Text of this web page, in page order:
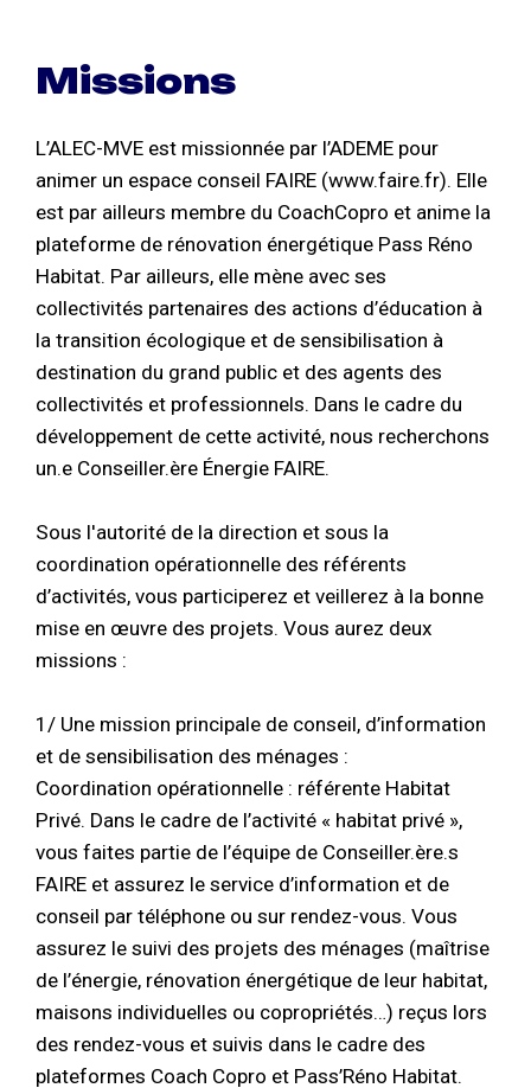
Missions
L’ALEC-MVE est missionnée par l’ADEME pour
animer un espace conseil FAIRE (www.faire.fr). Elle
est par ailleurs membre du CoachCopro et anime la
plateforme de rénovation énergétique Pass Réno
Habitat. Par ailleurs, elle mène avec ses
collectivités partenaires des actions d’éducation à
la transition écologique et de sensibilisation à
destination du grand public et des agents des
collectivités et professionnels. Dans le cadre du
développement de cette activité, nous recherchons
un.e Conseiller.ère Énergie FAIRE.
Sous l'autorité de la direction et sous la
coordination opérationnelle des référents
d’activités, vous participerez et veillerez à la bonne
mise en œuvre des projets. Vous aurez deux
missions :
1/ Une mission principale de conseil, d’information
et de sensibilisation des ménages :
Coordination opérationnelle : référente Habitat
Privé. Dans le cadre de l’activité « habitat privé »,
vous faites partie de l’équipe de Conseiller.ère.s
FAIRE et assurez le service d’information et de
conseil par téléphone ou sur rendez-vous. Vous
assurez le suivi des projets des ménages (maîtrise
de l’énergie, rénovation énergétique de leur habitat,
maisons individuelles ou copropriétés…) reçus lors
des rendez-vous et suivis dans le cadre des
plateformes Coach Copro et Pass’Réno Habitat.